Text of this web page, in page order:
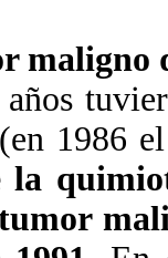
maligno
1986
la